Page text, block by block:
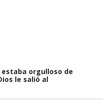
orgulloso de
le salió al